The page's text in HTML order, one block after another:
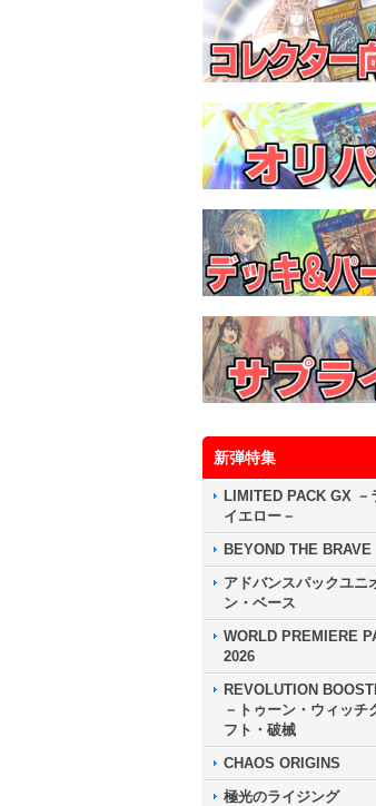
新弾特集
LIMITED PACK GX －
イエロー－
BEYOND THE BRAVE
アドバンスパックユニ
ン・ベース
WORLD PREMIERE
2026
REVOLUTION
－トゥーン・ウィッチ
フト・破械
CHAOS ORIGINS
極光のライジング